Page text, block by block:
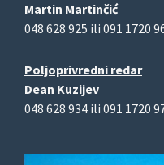
Martin Martinčić
048 628 925 ili 091 1720
Poljoprivredni redar
Dean Kuzijev
048 628 934 ili 091 1720